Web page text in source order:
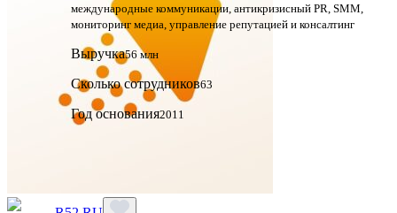
международные коммуникации, антикризисный PR, SMM,
мониторинг медиа, управление репутацией и консалтинг
Выручка56 млн
Сколько сотрудников63
Год основания2011